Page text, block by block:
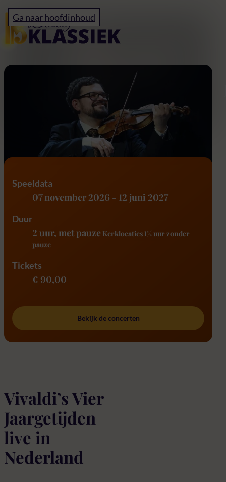
Ga naar hoofdinhoud
Vier Jaargetijden – A.
Speeldata
07 november 2026 - 12 juni 2027
Duur
2 uur, met pauze Kerklocaties 1½ uur zonder
pauze
Tickets
€ 90,00
Bekijk de concerten
Vivaldi’s Vier
Jaargetijden
live in
Nederland